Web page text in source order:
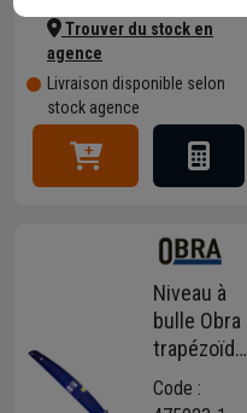
Trouver du stock en
agence
Livraison disponible selon
stock agence
Niveau à
bulle Obra
trapézoïdal
2 fioles
fonte
Code :